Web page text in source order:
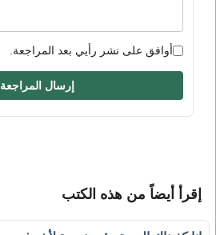
أوافق على نشر رأيي بعد المراجعة.
إرسال المراجعة
إقرأ أيضاً من هذه الكتب